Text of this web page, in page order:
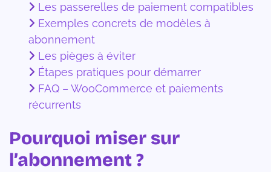
Les passerelles de paiement compatibles
Exemples concrets de modèles à
abonnement
Les pièges à éviter
Étapes pratiques pour démarrer
FAQ – WooCommerce et paiements
récurrents
Pourquoi miser sur
l’abonnement ?